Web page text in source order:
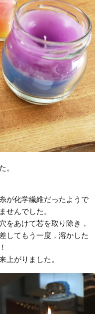
。
が化学繊維だったようで
せんでした。
をあけて芯を取り除き，
してもう一度，溶かした
上がりました。